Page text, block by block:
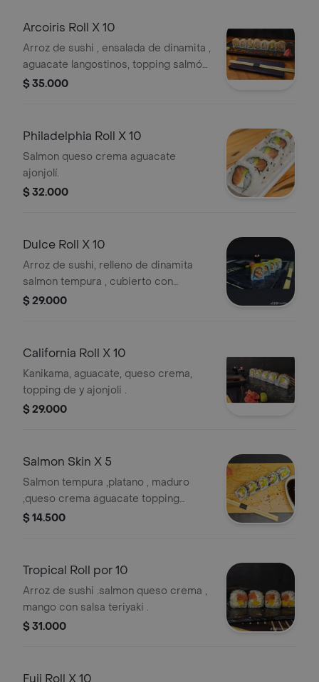
Arcoiris Roll X 10
Arroz de sushi , ensalada de dinamita ,
aguacate langostinos, topping salmón,
, tilapia, ajonjolí, salsa miel mostaza.
$ 35.000
Philadelphia Roll X 10
Salmon queso crema aguacate
ajonjolí.
$ 32.000
Dulce Roll X 10
Arroz de sushi, relleno de dinamita
salmon tempura , cubierto con
platano maduro , y aguacate , y salsa
$ 29.000
California Roll X 10
Kanikama, aguacate, queso crema,
topping de y ajonjoli .
$ 29.000
Salmon Skin X 5
Salmon tempura ,platano , maduro
,queso crema aguacate topping
ajonjoli ,salsa teriyaki.
$ 14.500
Tropical Roll por 10
Arroz de sushi .salmon queso crema ,
mango con salsa teriyaki .
$ 31.000
Fuji Roll X 10